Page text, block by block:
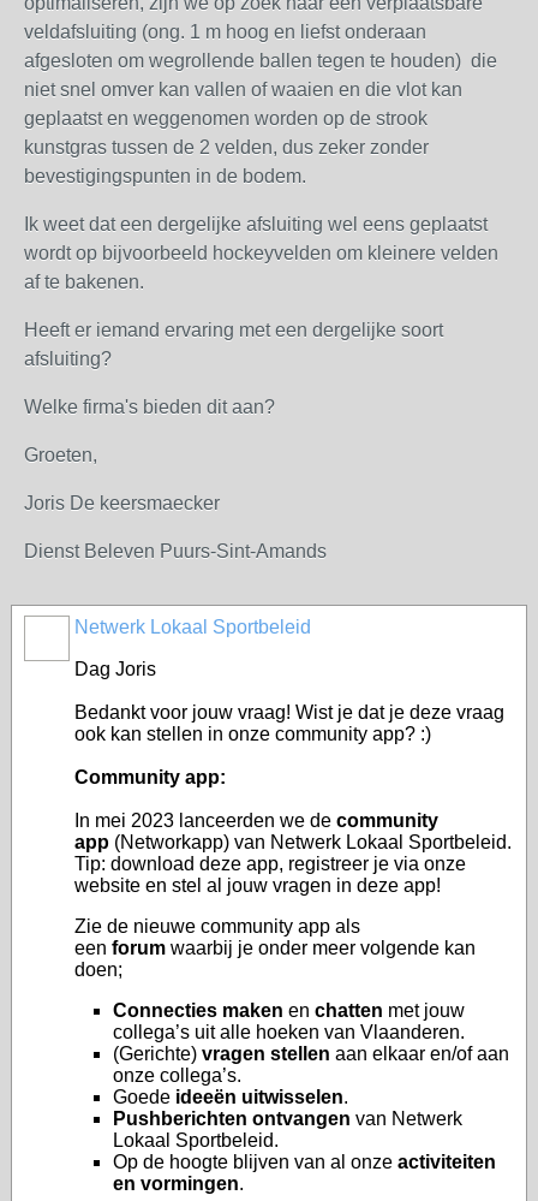
veldafsluiting (ong. 1 m hoog en liefst onderaan
afgesloten om wegrollende ballen tegen te houden) die
niet snel omver kan vallen of waaien en die vlot kan
geplaatst en weggenomen worden op de strook
kunstgras tussen de 2 velden, dus zeker zonder
bevestigingspunten in de bodem.
Ik weet dat een dergelijke afsluiting wel eens geplaatst
wordt op bijvoorbeeld hockeyvelden om kleinere velden
af te bakenen.
Heeft er iemand ervaring met een dergelijke soort
afsluiting?
Welke firma's bieden dit aan?
Groeten,
Joris De keersmaecker
Dienst Beleven Puurs-Sint-Amands
Netwerk Lokaal Sportbeleid
Dag Joris
Bedankt voor jouw vraag! Wist je dat je deze vraag
ook kan stellen in onze community app? :)
Community app:
In mei 2023 lanceerden we de community
app (Networkapp) van Netwerk Lokaal Sportbeleid.
Tip: download deze app, registreer je via onze
website en stel al jouw vragen in deze app!
Zie de nieuwe community app als
een forum waarbij je onder meer volgende kan
doen;
Connecties maken en chatten met jouw
collega’s uit alle hoeken van Vlaanderen.
(Gerichte) vragen stellen aan elkaar en/of aan
onze collega’s.
Goede ideeën uitwisselen.
Pushberichten ontvangen van Netwerk
Lokaal Sportbeleid.
Op de hoogte blijven van al onze activiteiten
en vormingen.